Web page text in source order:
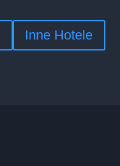
Inne Hotele